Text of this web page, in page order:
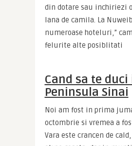
din dotare sau inchiriezi
lana de camila. La
numeroase hoteluri,”
felurite alte posiblitati
Cand sa te duci
Peninsula Sinai
Noi am fost in prima
octombrie si vremea a
Vara este crancen de